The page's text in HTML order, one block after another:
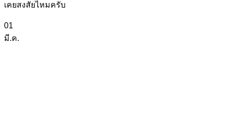
เคยสงสัยไหมครับ
01
มี.ค.